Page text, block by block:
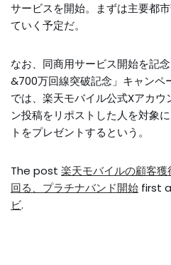
サービスを開始。まずは主要都
ていく予定だ。
なお、同商用サービス開始を記
&700万回線突破記念」キャンペ
では、楽天モバイル公式Xアカ
ン投稿をリポストした人を対象
トをプレゼントするという。
The post 楽天モバイルの顧客
回る、プラチナバンド開始 first
ビ.